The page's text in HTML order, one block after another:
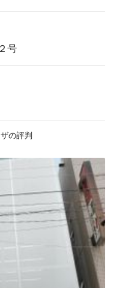
号
の評判